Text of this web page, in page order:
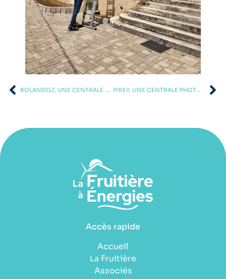
BOLANDOZ, UNE CENTRALE PHOTOVOLTAÏQUE DE 6 KWC PIREY, UNE CENTRALE PHOTOVOLTAÏQUE DE 9KWC
Accès rapide
Accueil
La Fruitière
Associés